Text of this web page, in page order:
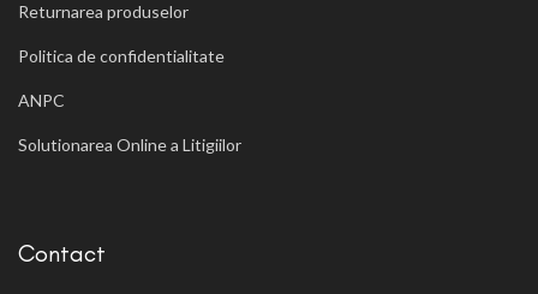
Returnarea produselor
Politica de confidentialitate
ANPC
Solutionarea Online a Litigiilor
Contact